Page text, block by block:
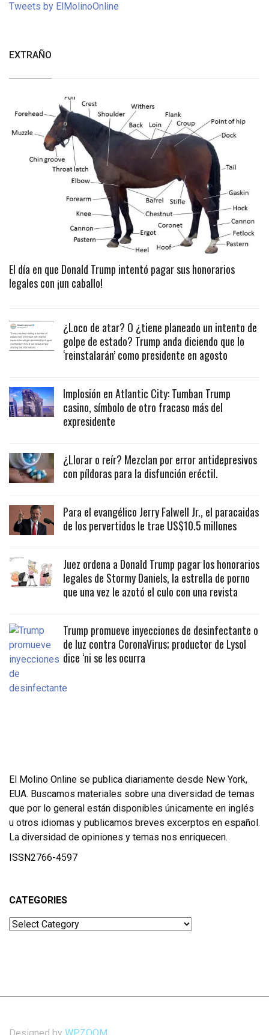
Tweets by ElMolinoOnline
EXTRAÑO
El día en que Donald Trump intentó pagar sus honorarios
legales con ¡un caballo!
¿Loco de atar? O ¿tiene planeado un intento de
golpe de estado? Trump anda diciendo que lo
‘reinstalarán’ como presidente en agosto
Implosión en Atlantic City: Tumban Trump
casino, símbolo de otro fracaso más del
expresidente
¿Llorar o reír? Mezclan por error antidepresivos
con píldoras para la disfunción eréctil.
Para el evangélico Jerry Falwell Jr., el paracaidas
de los pervertidos le trae US$10.5 millones
Juez ordena a Donald Trump pagar los honorarios
legales de Stormy Daniels, la estrella de porno
que una vez le azotó el culo con una revista
Trump promueve inyecciones de desinfectante o
de luz contra CoronaVirus; productor de Lysol
dice ‘ni se les ocurra
El Molino Online se publica diariamente desde New York,
EUA. Buscamos materiales sobre una diversidad de temas
que por lo general están disponibles únicamente en inglés
u otros idiomas y publicamos breves excerptos en español.
La diversidad de opiniones y temas nos enriquecen.
ISSN2766-4597
CATEGORIES
Categories